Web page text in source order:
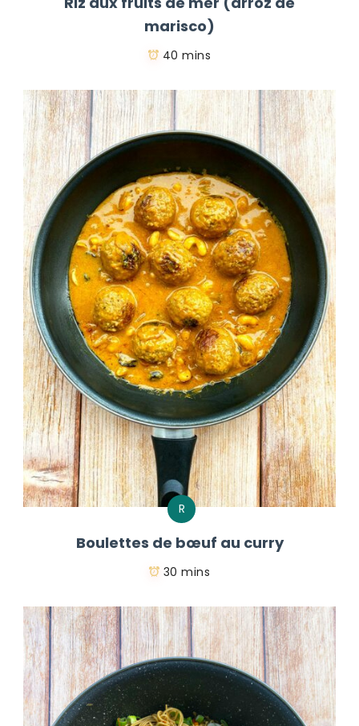
marisco)
40 mins
R
Boulettes de bœuf au curry
30 mins